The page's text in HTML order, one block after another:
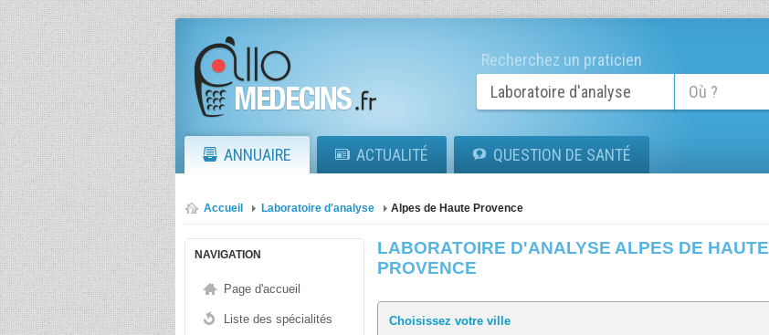
Recherchez un praticien
ANNUAIRE ACTUALITÉ QUESTION DE SANTÉ
Accueil Laboratoire d'analyse Alpes de Haute Provence
NAVIGATION
Page d'accueil
Liste des spécialités
LABORATOIRE D'ANALYSE ALPES DE HAUTE
PROVENCE